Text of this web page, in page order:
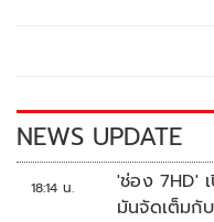
k k
NEWS UPDATE
18:14 น.
'ช่อง 7HD'
มันจัดเต็มกั